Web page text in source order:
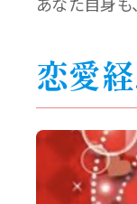
恋愛